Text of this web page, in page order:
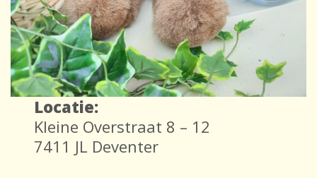
Locatie:
Kleine Overstraat 8 – 12
7411 JL Deventer